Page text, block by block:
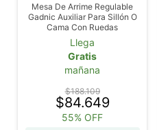
Mesa De Arrime Regulable
Gadnic Auxiliar Para Sillón O
Cama Con Ruedas
Llega
Gratis
mañana
$188.109
$84.649
55% OFF